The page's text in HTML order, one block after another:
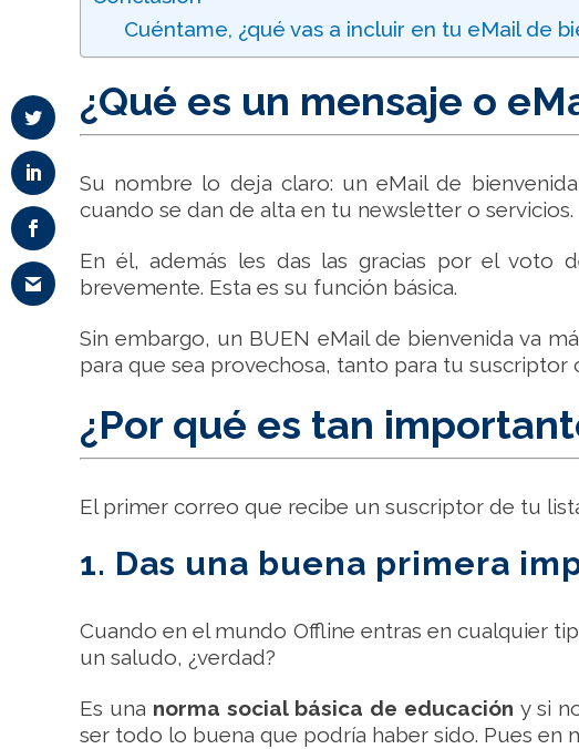
Cuéntame, ¿qué vas a incluir en tu eMail de
¿Qué es un mensaje o
Su nombre lo deja claro: un eMail de
cuando se dan de alta en tu newsletter o servicios.
En él, además les das las gracias por el voto
brevemente. Esta es su función básica.
Sin embargo, un BUEN eMail de bienvenida va
para que sea provechosa, tanto para tu suscriptor
¿Por qué es tan
El primer correo que recibe un suscriptor de tu
1. Das una buena primera
Cuando en el mundo Offline entras en cualquier
un saludo, ¿verdad?
Es una norma social básica de educacióny si
ser todo lo buena que podría haber sido. Pues en